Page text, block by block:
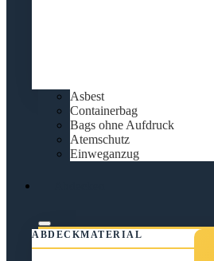
Asbest
Containerbag
Bags ohne Aufdruck
Atemschutz
Einweganzug
ABDECKMATERIAL